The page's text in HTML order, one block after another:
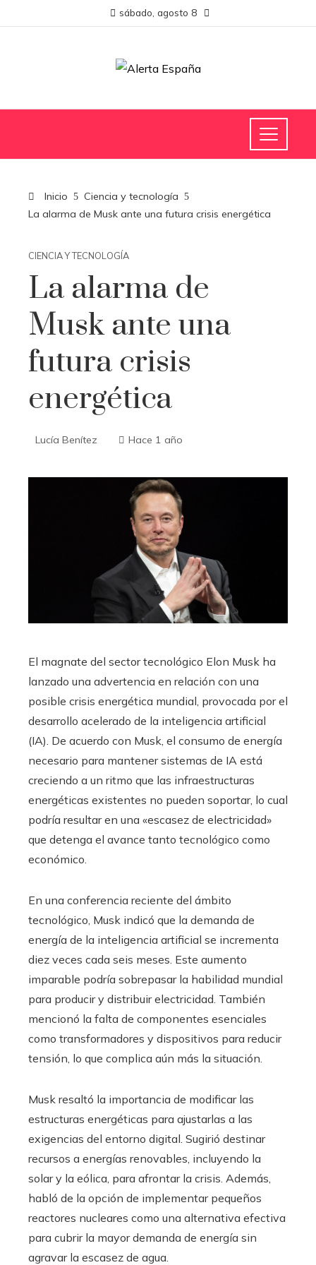
sábado, agosto 8
Inicio
Ciencia y tecnología
La alarma de Musk ante una futura crisis energética
CIENCIA Y TECNOLOGÍA
La alarma de
Musk ante una
futura crisis
energética
Lucía Benítez Hace 1 año
​El magnate del sector tecnológico Elon Musk ha
lanzado una advertencia en relación con una
posible crisis energética mundial, provocada por el
desarrollo acelerado de la inteligencia artificial
(IA). De acuerdo con Musk, el consumo de energía
necesario para mantener sistemas de IA está
creciendo a un ritmo que las infraestructuras
energéticas existentes no pueden soportar, lo cual
podría resultar en una «escasez de electricidad»
que detenga el avance tanto tecnológico como
económico.​
En una conferencia reciente del ámbito
tecnológico, Musk indicó que la demanda de
energía de la inteligencia artificial se incrementa
diez veces cada seis meses. Este aumento
imparable podría sobrepasar la habilidad mundial
para producir y distribuir electricidad. También
mencionó la falta de componentes esenciales
como transformadores y dispositivos para reducir
tensión, lo que complica aún más la situación.
Musk resaltó la importancia de modificar las
estructuras energéticas para ajustarlas a las
exigencias del entorno digital. Sugirió destinar
recursos a energías renovables, incluyendo la
solar y la eólica, para afrontar la crisis. Además,
habló de la opción de implementar pequeños
reactores nucleares como una alternativa efectiva
para cubrir la mayor demanda de energía sin
agravar la escasez de agua.